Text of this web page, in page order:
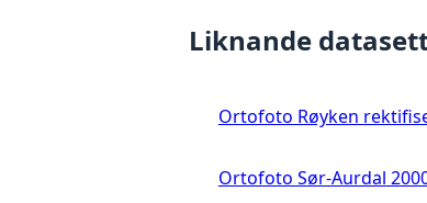
Liknande
Ortofoto Røyken
Ortofoto Sør-Aurdal